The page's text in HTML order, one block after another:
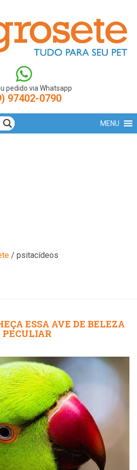
gtm.js?
})
N9LBXCV');
pedido via Whatsapp
97402-0790
MENU
/ psitacídeos
ESSA AVE DE BELEZA
PECULIAR